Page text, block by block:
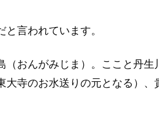
言われています。
おんがみじま）。ここと丹生
寺のお水送りの元となる）、